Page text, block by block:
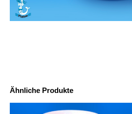
Ähnliche Produkte